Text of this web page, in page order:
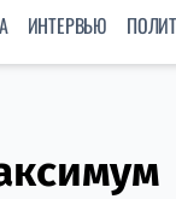
ИНТЕРВЬЮ